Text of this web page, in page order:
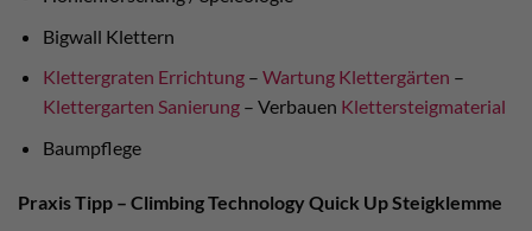
Bigwall Klettern
Klettergraten Errichtung– Wartung Klettergärten –
Klettergarten Sanierung– Verbauen Klettersteigmaterial
Baumpflege
Praxis Tipp – Climbing Technology Quick Up Steigklemme